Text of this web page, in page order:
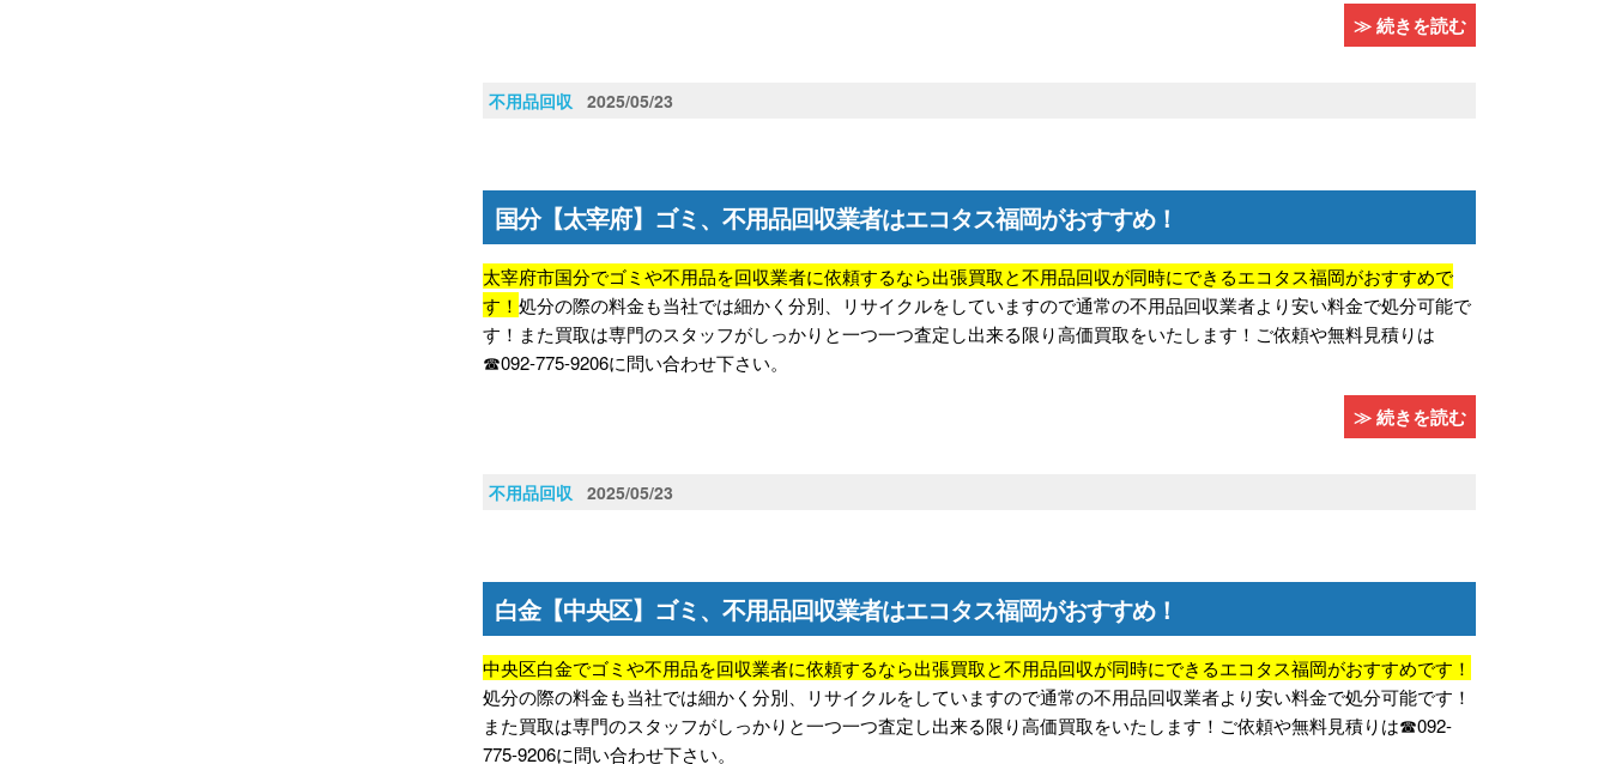
≫ 続きを読む
不用品回収 2025/05/23
国分【太宰府】ゴミ、不用品回収業者はエコタス福岡がおすすめ！
太宰府市国分でゴミや不用品を回収業者に依頼するなら出張買取と不用品回収が同時にできるエコタス福岡がおすすめで
す！処分の際の料金も当社では細かく分別、リサイクルをしていますので通常の不用品回収業者より安い料金で処分可能で
す！また買取は専門のスタッフがしっかりと一つ一つ査定し出来る限り高価買取をいたします！ご依頼や無料見積りは
☎092-775-9206に問い合わせ下さい。
≫ 続きを読む
不用品回収 2025/05/23
白金【中央区】ゴミ、不用品回収業者はエコタス福岡がおすすめ！
中央区白金でゴミや不用品を回収業者に依頼するなら出張買取と不用品回収が同時にできるエコタス福岡がおすすめです！
処分の際の料金も当社では細かく分別、リサイクルをしていますので通常の不用品回収業者より安い料金で処分可能です！
また買取は専門のスタッフがしっかりと一つ一つ査定し出来る限り高価買取をいたします！ご依頼や無料見積りは☎092-
775-9206に問い合わせ下さい。